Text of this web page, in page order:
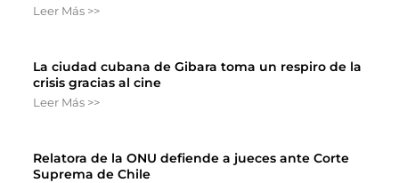
Leer Más >>
La ciudad cubana de Gibara toma un respiro de la
crisis gracias al cine
Leer Más >>
Relatora de la ONU defiende a jueces ante Corte
Suprema de Chile